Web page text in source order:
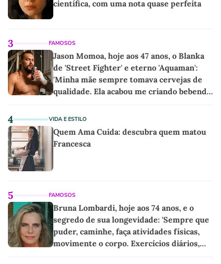
científica, com uma nota quase perfeita
3 FAMOSOS
Jason Momoa, hoje aos 47 anos, o Blanka
de 'Street Fighter' e eterno 'Aquaman':
'Minha mãe sempre tomava cervejas de
qualidade. Ela acabou me criando bebendo
4 VIDA E ESTILO
Quem Ama Cuida: descubra quem matou
Francesca
5 FAMOSOS
Bruna Lombardi, hoje aos 74 anos, e o
segredo de sua longevidade: 'Sempre que
puder, caminhe, faça atividades físicas,
movimente o corpo. Exercícios diários,